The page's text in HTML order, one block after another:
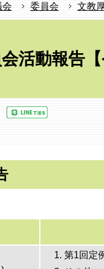
会 委員会 文教
活動報告【
第1回定